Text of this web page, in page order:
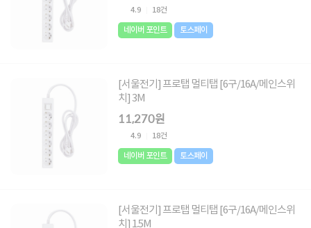
4.9 18건
네이버 포인트 토스페이
[서울전기] 프로탭 멀티탭 [6구/16A/메인스위
치] 3M
11,270원
4.9 18건
네이버 포인트 토스페이
[서울전기] 프로탭 멀티탭 [6구/16A/메인스위
치] 1.5M